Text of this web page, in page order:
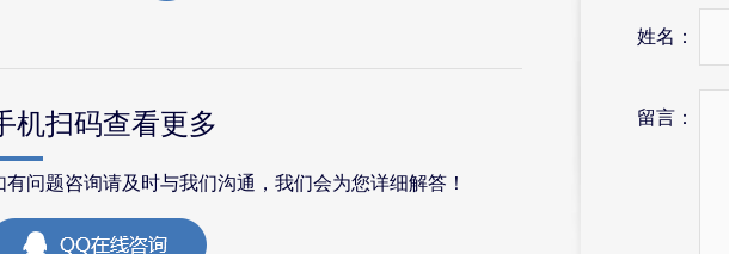
机扫码查看更多
有问题咨询请及时与我们沟通，我们会为您详细解答！
姓名：
留言：